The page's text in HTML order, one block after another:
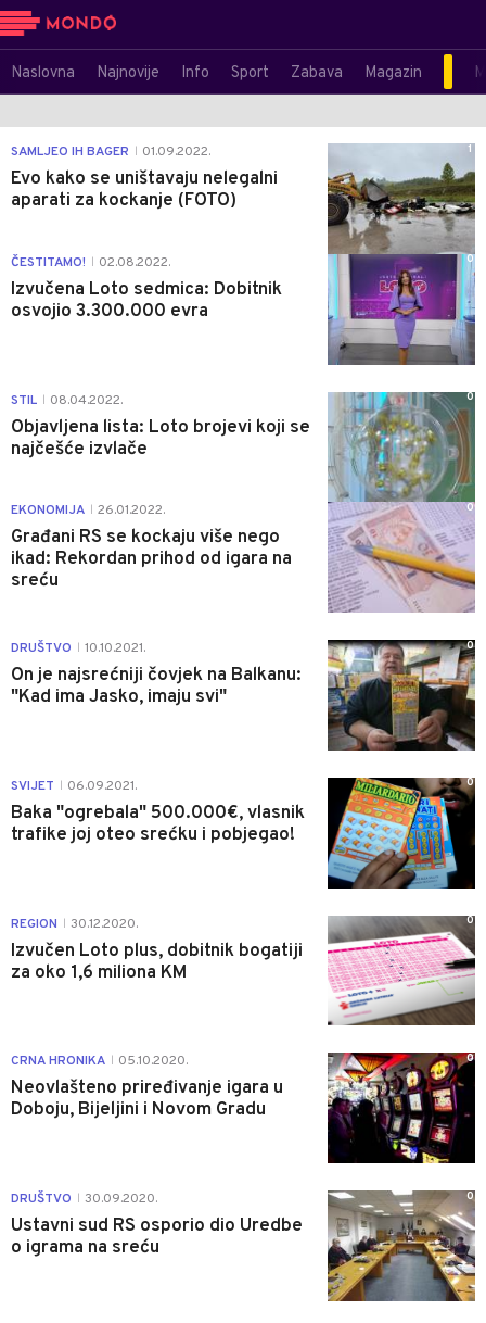
Naslovna Najnovije Info Sport Zabava Magazin
SAMLJEO IH BAGER 01.09.2022.
Evo kako se uništavaju nelegalni
aparati za kockanje (FOTO)
1
ČESTITAMO! 02.08.2022.
Izvučena Loto sedmica: Dobitnik
osvojio 3.300.000 evra
0
STIL 08.04.2022.
Objavljena lista: Loto brojevi koji se
najčešće izvlače
0
EKONOMIJA 26.01.2022.
Građani RS se kockaju više nego
ikad: Rekordan prihod od igara na
sreću
0
DRUŠTVO 10.10.2021.
On je najsrećniji čovjek na Balkanu:
"Kad ima Jasko, imaju svi"
0
SVIJET 06.09.2021.
Baka "ogrebala" 500.000€, vlasnik
trafike joj oteo srećku i pobjegao!
0
REGION 30.12.2020.
Izvučen Loto plus, dobitnik bogatiji
za oko 1,6 miliona KM
0
CRNA HRONIKA 05.10.2020.
Neovlašteno priređivanje igara u
Doboju, Bijeljini i Novom Gradu
0
DRUŠTVO 30.09.2020.
Ustavni sud RS osporio dio Uredbe
o igrama na sreću
0